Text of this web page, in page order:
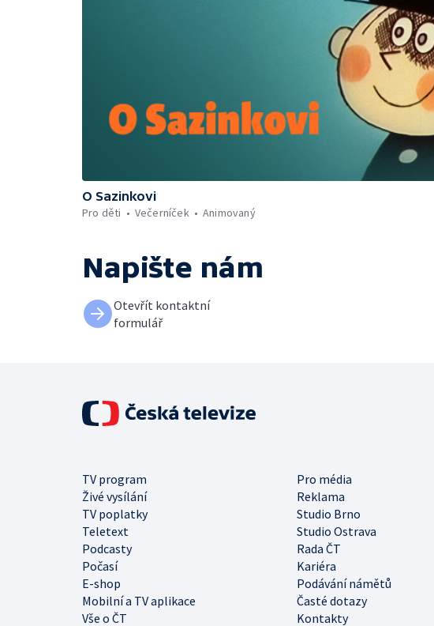
O Sazinkovi
Pro děti
Večerníček Animovaný
Napište nám
Otevřít kontaktní
formulář
TV program
Pro média
Živé vysílání
Reklama
TV poplatky
Studio Brno
Teletext
Studio Ostrava
Podcasty
Rada ČT
Počasí
Kariéra
E-shop
Podávání námětů
Mobilní a TV aplikace
Časté dotazy
Vše o ČT
Kontakty